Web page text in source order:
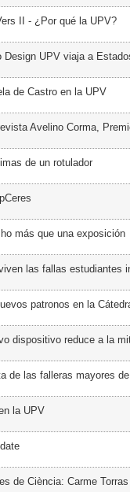
II - ¿Por qué la UPV?
Design UPV viaja a
de Castro en la UPV
Avelino Corma,
de un rotulador
más que una exposición
las fallas estudiantes
patronos en la
dispositivo reduce a la
de las falleras mayores
la UPV
de Ciència: Carme Torras